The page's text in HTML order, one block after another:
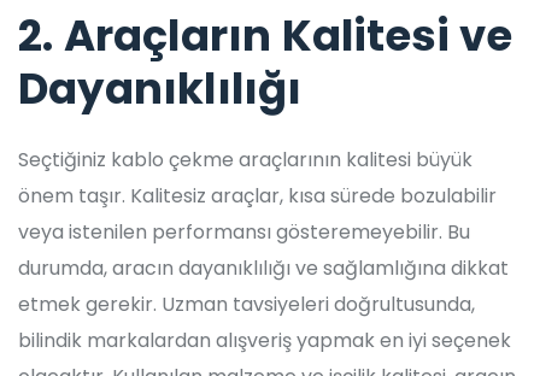
2. Araçların Kalitesi ve
Dayanıklılığı
Seçtiğiniz kablo çekme araçlarının kalitesi büyük
önem taşır. Kalitesiz araçlar, kısa sürede bozulabilir
veya istenilen performansı gösteremeyebilir. Bu
durumda, aracın dayanıklılığı ve sağlamlığına dikkat
etmek gerekir. Uzman tavsiyeleri doğrultusunda,
bilindik markalardan alışveriş yapmak en iyi seçenek